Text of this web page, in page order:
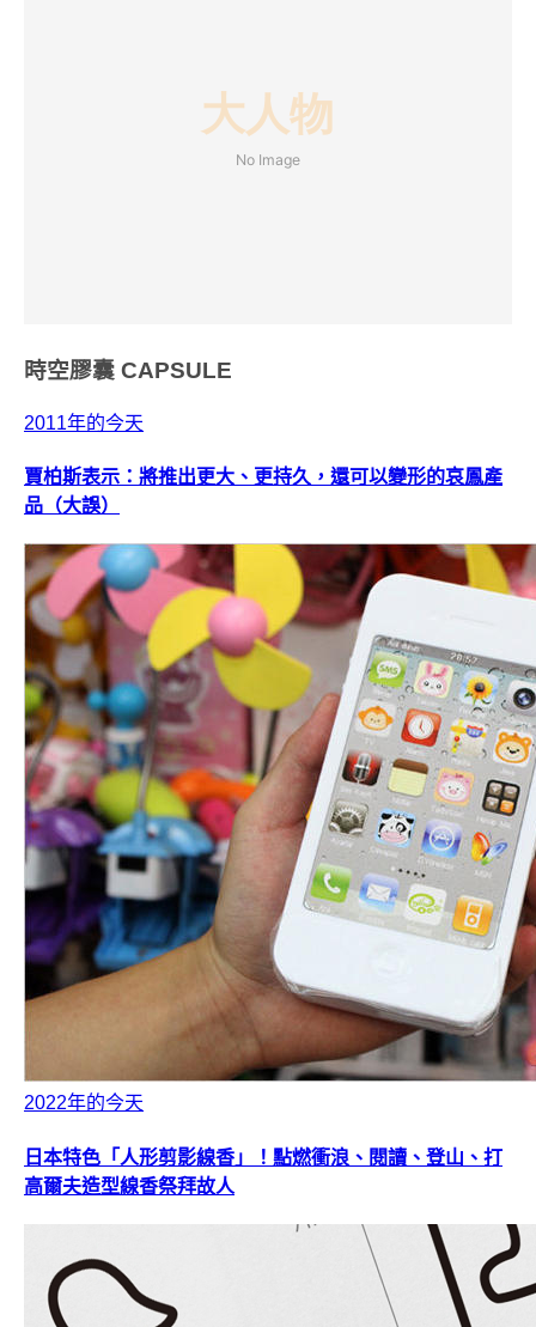
時空膠囊 CAPSULE
2011年的今天
賈柏斯表示：將推出更大、更持久，還可以變形的哀鳳產
品（大誤）
2022年的今天
日本特色「人形剪影線香」！點燃衝浪、閱讀、登山、打
高爾夫造型線香祭拜故人